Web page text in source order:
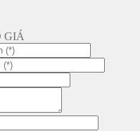
GIÁ